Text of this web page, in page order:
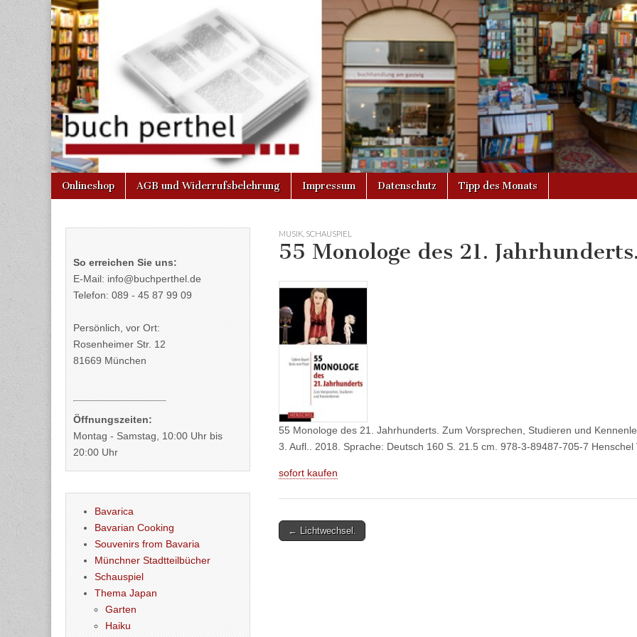
Buchhandlung
am Gasteig
Main
menu
Skip
Onlineshop AGB und Widerrufsbelehrung Impressum Datenschutz Tipp des Monats
MUSIK SCHAUSPIEL
55 Monologe des 21.
55 Monologe des 21. Jahrhunderts. Zum Vorsprechen, Studieren und
3. Aufl.. 2018. Sprache: Deutsch 160 S. 21.5 cm. 978-3-89487-705-7 Henschel
sofort kaufen
Post← Lichtwechsel.
So erreichen Sie uns:
E-Mail: info@buchperthel.de
Telefon: 089 - 45 87 99 09
Persönlich, vor Ort:
Rosenheimer Str. 12
81669 München
Öffnungszeiten:
Montag - Samstag, 10:00 Uhr bis
20:00 Uhr
Bavarica
Bavarian Cooking
Souvenirs from Bavaria
Münchner Stadtteilbücher
Schauspiel
Thema Japan
Garten
Haiku